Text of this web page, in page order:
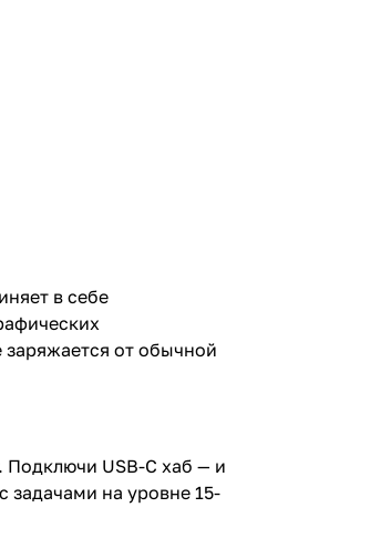
в себе
от обычной
USB-C хаб — и
задачами на уровне 15-